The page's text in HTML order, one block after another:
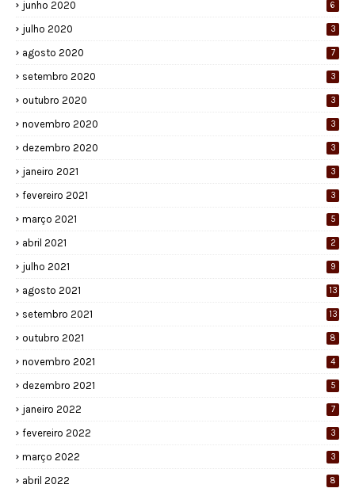
junho 2020 6
julho 2020 3
agosto 2020 7
setembro 2020 3
outubro 2020 3
novembro 2020 3
dezembro 2020 3
janeiro 2021 3
fevereiro 2021 3
março 2021 5
abril 2021 2
julho 2021 9
agosto 2021 13
setembro 2021 13
outubro 2021 8
novembro 2021 4
dezembro 2021 5
janeiro 2022 7
fevereiro 2022 3
março 2022 3
abril 2022 8